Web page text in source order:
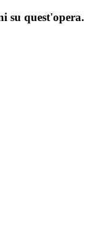
su quest'opera.